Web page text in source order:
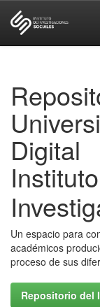
Digital
Un espacio para
académicos
proceso de sus
Repositorio del